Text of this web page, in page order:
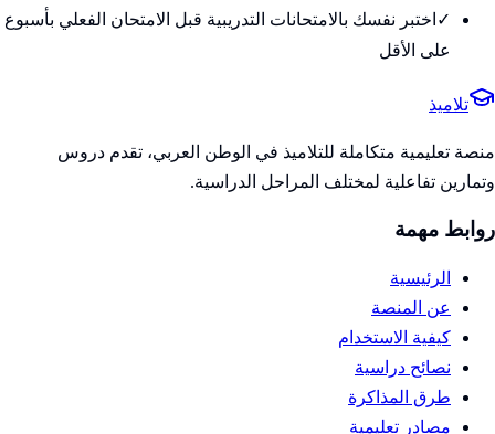
✓ اختبر نفسك بالامتحانات التدريبية قبل الامتحان الفعلي بأسبوع
على الأقل
تلاميذ
منصة تعليمية متكاملة للتلاميذ في الوطن العربي، تقدم دروس
وتمارين تفاعلية لمختلف المراحل الدراسية.
روابط مهمة
الرئيسية
عن المنصة
كيفية الاستخدام
نصائح دراسية
طرق المذاكرة
مصادر تعليمية